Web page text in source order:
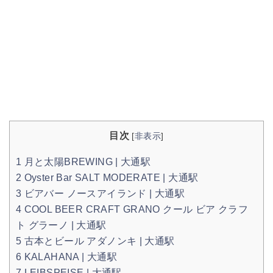
目次 [非表示]
1 月と太陽BREWING | 大通駅
2 Oyster Bar SALT MODERATE | 大通駅
3 ビアバー ノースアイランド | 大通駅
4 COOL BEER CRAFT GRANO クール ビア クラフ
ト グラーノ | 大通駅
5 古本とビール アダノンキ | 大通駅
6 KALAHANA | 大通駅